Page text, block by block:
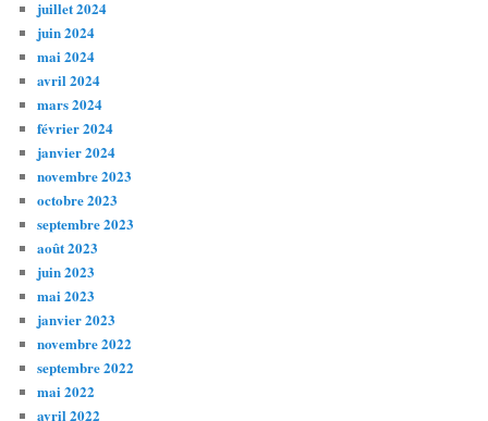
juillet 2024
juin 2024
mai 2024
avril 2024
mars 2024
février 2024
janvier 2024
novembre 2023
octobre 2023
septembre 2023
août 2023
juin 2023
mai 2023
janvier 2023
novembre 2022
septembre 2022
mai 2022
avril 2022